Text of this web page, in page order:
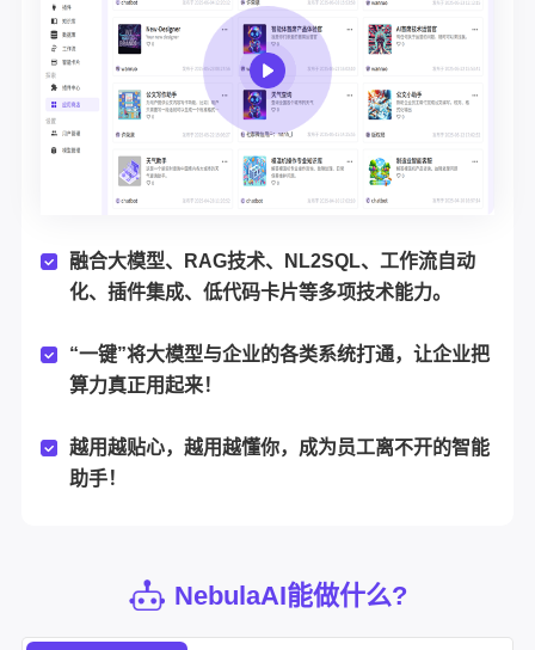
融合大模型、RAG技术、NL2SQL、工作流自动
化、插件集成、低代码卡片等多项技术能力。
“一键”将大模型与企业的各类系统打通，让企业把
算力真正用起来！
越用越贴心，越用越懂你，成为员工离不开的智能
助手！
NebulaAI能做什么?